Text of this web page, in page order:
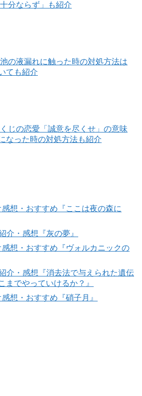
分ならず」も紹介
の液漏れに触った時の対処方法は
ても紹介
じの恋愛「誠意を尽くせ」の意味
なった時の対処方法も紹介
想・おすすめ『ここは夜の森に
介・感想『灰の夢』
想・おすすめ『ヴォルカニックの
介・感想『消去法で与えられた遺伝
までやっていけるか？』
想・おすすめ『硝子月』